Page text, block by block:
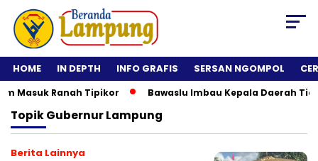
HOME IN DEPTH INFO GRAFIS SERSAN NGOMPOL
Ranah Tipikor Bawaslu Imbau Kepala Daerah Tidak
TopikGubernur Lampung
Berita Lainnya